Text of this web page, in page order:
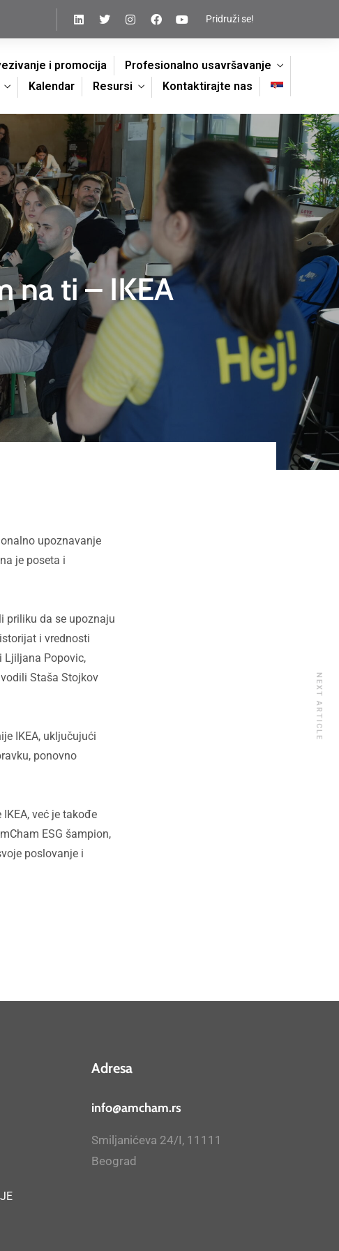
Pridruži se!
i promocija
Profesionalno usavršavanje
Kalendar Resursi Kontaktirajte nas
na ti – IKEA
upoznavanje
je poseta i
priliku da se upoznaju
i vrednosti
Ljiljana Popovic,
Staša Stojkov
IKEA, uključujući
ponovno
već je takođe
ESG šampion,
poslovanje i
NEXT ARTICLE
Adresa
info@amcham.rs
Smiljanićeva 24/I, 11111
Beograd